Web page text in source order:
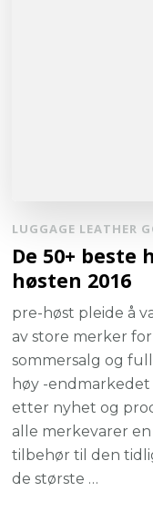
LUGGAGE LEATHER
De 50+ beste
høsten 2016
pre-høst pleide å
av store merker
sommersalg og
høy -
etter nyhet og
alle merkevarer
tilbehør til den
de største …